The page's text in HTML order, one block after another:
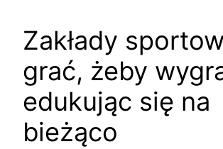
Zakłady
grać, żeby
edukując się na
bieżąco